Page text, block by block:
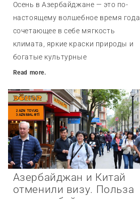
Осень в Азербайджане — это по-
настоящему волшебное время года,
сочетающее в себе мягкость
климата, яркие краски природы и
богатые культурные
Read more.
Азербайджан и Китай
отменили визу. Польза